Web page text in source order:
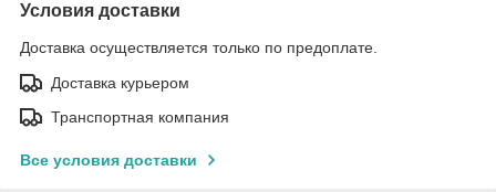
Условия доставки
Доставка осуществляется только по предоплате.
Доставка курьером
Транспортная компания
Все условия доставки